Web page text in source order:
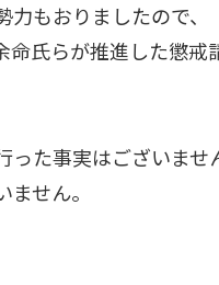
もおりましたので、
氏らが推進した懲戒
た事実はございませ
せん。